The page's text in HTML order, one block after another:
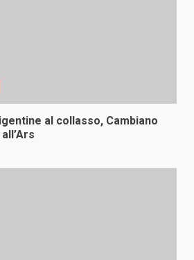
al collasso, Cambiano